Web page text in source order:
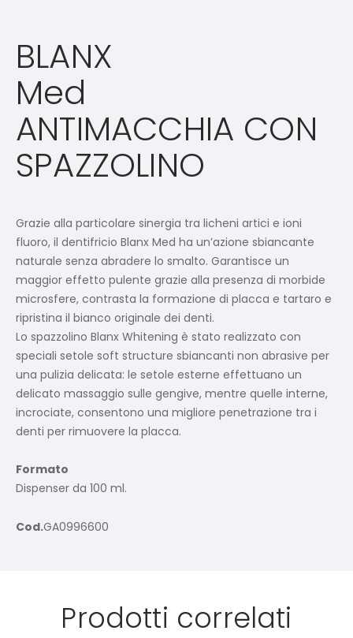
BLANX
Med
ANTIMACCHIA CON
SPAZZOLINO
Grazie alla particolare sinergia tra licheni artici e ioni
fluoro, il dentifricio Blanx Med ha un’azione sbiancante
naturale senza abradere lo smalto. Garantisce un
maggior effetto pulente grazie alla presenza di morbide
microsfere, contrasta la formazione di placca e tartaro e
ripristina il bianco originale dei denti.
Lo spazzolino Blanx Whitening è stato realizzato con
speciali setole soft structure sbiancanti non abrasive per
una pulizia delicata: le setole esterne effettuano un
delicato massaggio sulle gengive, mentre quelle interne,
incrociate, consentono una migliore penetrazione tra i
denti per rimuovere la placca.
Formato
Dispenser da 100 ml.
Cod.GA0996600
Prodotti correlati